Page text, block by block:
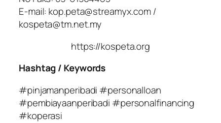
E-mail: kop.peta@streamyx.com /
kospeta@tm.net.my
https://kospeta.org
Hashtag / Keywords
#pinjamanperibadi #personalloan
#pembiayaanperibadi #personalfinancing
#koperasi